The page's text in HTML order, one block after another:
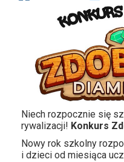
Niech rozpocznie się
rywalizacji! Konkurs
Nowy rok szkolny
i dzieci od miesiąca